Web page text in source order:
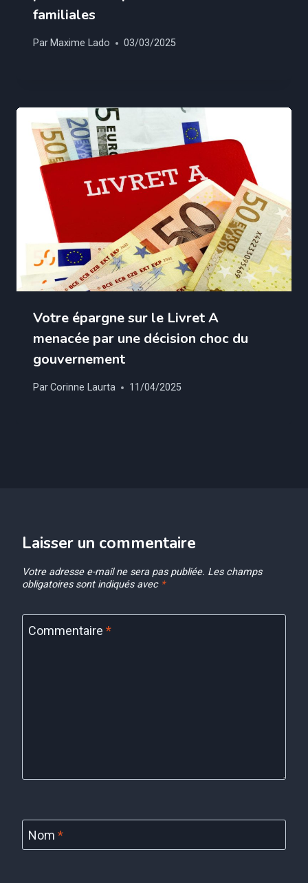
familiales
Par Maxime Lado 03/03/2025
Votre épargne sur le Livret A
menacée par une décision choc du
gouvernement
ParCorinne Laurta 11/04/2025
Laisser un commentaire
Votre adresse e-mail ne sera pas publiée. Les champs
obligatoires sont indiqués avec *
Commentaire *
Nom *